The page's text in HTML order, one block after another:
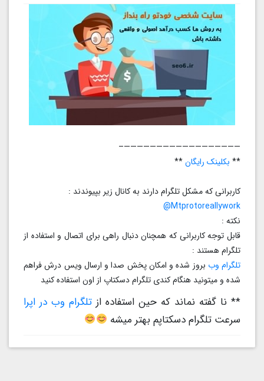
——————————————————–
**بکلینک رایگان**
کاربرانی که مشکل تلگرام دارند به کانال زیر بپیوندند :
Mtprotoreallywork@
نکته :
قابل توجه کاربرانی که همچنان دنبال راهی برای اتصال و استفاده از
تلگرام هستند :
تلگرام وببروز شده و امکان پخش صدا و ارسال ویس درش فراهم
شده و میتونید هنگام کندی تلگرام دسکتاپ از اون استفاده کنید
** نا گفته نماند که حین استفاده از تلگرام وب در اپرا
سرعت تلگرام دسکتاپم بهتر میشه